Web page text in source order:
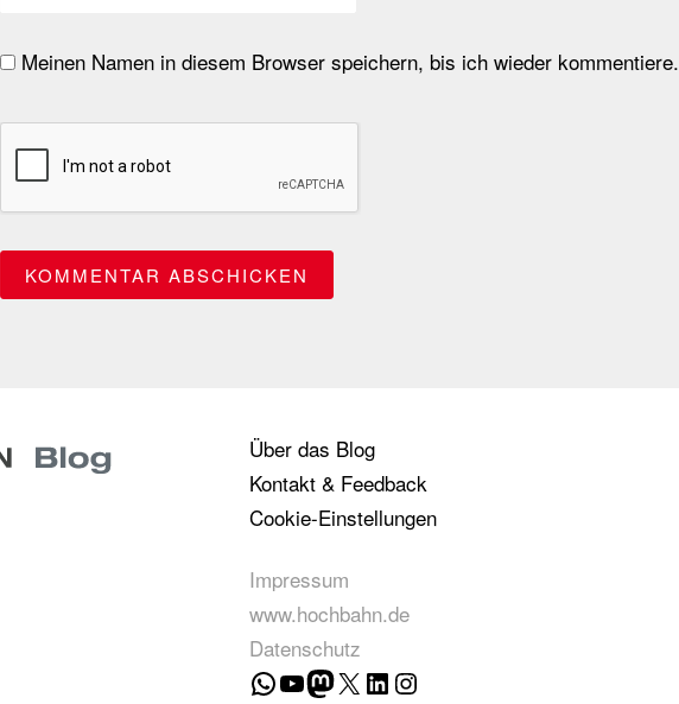
Meinen Namen in diesem Browser speichern, bis ich wieder kommentiere.
Über das Blog
Kontakt & Feedback
Cookie-Einstellungen
Impressum
www.hochbahn.de
Datenschutz
WhatsApp
YouTube
Mastodon
X LinkedIn
Instagram